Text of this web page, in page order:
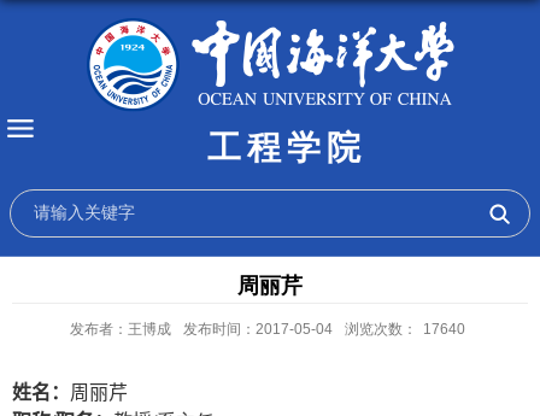
工程学院
周丽芹
发布者：王博成 发布时间：2017-05-04 浏览次数： 17640
姓名： 周丽芹